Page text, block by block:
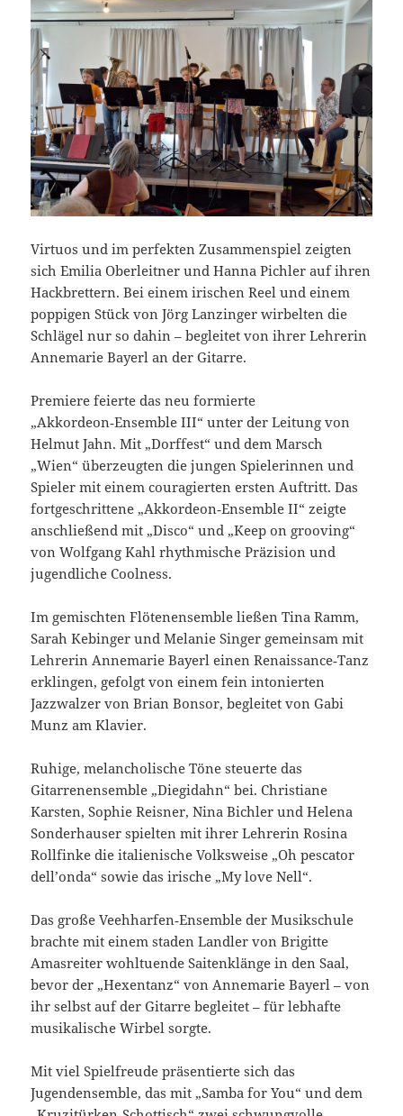
Virtuos und im perfekten Zusammenspiel zeigten
sich Emilia Oberleitner und Hanna Pichler auf ihren
Hackbrettern. Bei einem irischen Reel und einem
poppigen Stück von Jörg Lanzinger wirbelten die
Schlägel nur so dahin – begleitet von ihrer Lehrerin
Annemarie Bayerl an der Gitarre.
Premiere feierte das neu formierte
„Akkordeon‑Ensemble III“ unter der Leitung von
Helmut Jahn. Mit „Dorffest“ und dem Marsch
„Wien“ überzeugten die jungen Spielerinnen und
Spieler mit einem couragierten ersten Auftritt. Das
fortgeschrittene „Akkordeon‑Ensemble II“ zeigte
anschließend mit „Disco“ und „Keep on grooving“
von Wolfgang Kahl rhythmische Präzision und
jugendliche Coolness.
Im gemischten Flötenensemble ließen Tina Ramm,
Sarah Kebinger und Melanie Singer gemeinsam mit
Lehrerin Annemarie Bayerl einen Renaissance‑Tanz
erklingen, gefolgt von einem fein intonierten
Jazzwalzer von Brian Bonsor, begleitet von Gabi
Munz am Klavier.
Ruhige, melancholische Töne steuerte das
Gitarrenensemble „Diegidahn“ bei. Christiane
Karsten, Sophie Reisner, Nina Bichler und Helena
Sonderhauser spielten mit ihrer Lehrerin Rosina
Rollfinke die italienische Volksweise „Oh pescator
dell’onda“ sowie das irische „My love Nell“.
Das große Veehharfen‑Ensemble der Musikschule
brachte mit einem staden Landler von Brigitte
Amasreiter wohltuende Saitenklänge in den Saal,
bevor der „Hexentanz“ von Annemarie Bayerl – von
ihr selbst auf der Gitarre begleitet – für lebhafte
musikalische Wirbel sorgte.
Mit viel Spielfreude präsentierte sich das
Jugendensemble, das mit „Samba for You“ und dem